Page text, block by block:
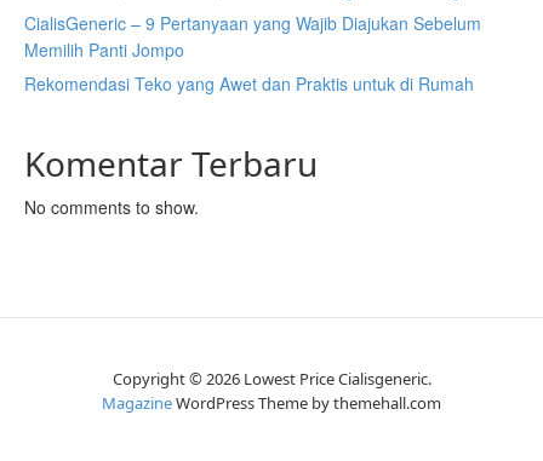
CialisGeneric – 9 Pertanyaan yang Wajib Diajukan Sebelum
Memilih Panti Jompo
Rekomendasi Teko yang Awet dan Praktis untuk di Rumah
Komentar Terbaru
No comments to show.
Copyright © 2026 Lowest Price Cialisgeneric.
MagazineWordPress Theme by themehall.com